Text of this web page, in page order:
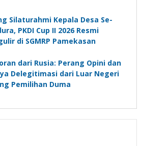
Silaturahmi Kepala Desa Se-
PKDI Cup II 2026 Resmi
di SGMRP Pamekasan
dari Rusia: Perang Opini dan
Delegitimasi dari Luar Negeri
Pemilihan Duma